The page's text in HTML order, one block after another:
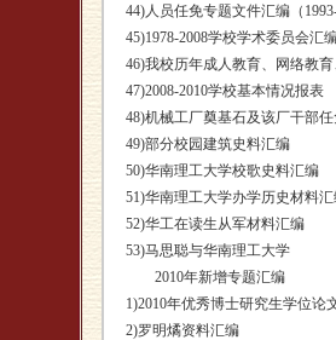
44)人员任免专题文件汇编（1993-
45)1978-2008学校学术委员会汇
46)我校历年成人教育、网络教
47)2008-2010学校基本情况报表
48)机械工厂奠基石及该厂干部
49)部分校园建筑史料汇编
50)华南理工大学校歌史料汇编
51)华南理工大学办学历史材料
52)华工在读生从军材料汇编
53)马思聪与华南理工大学
2010年新增专题汇编
1)2010年优秀博士研究生学位论
2)罗明燏资料汇编